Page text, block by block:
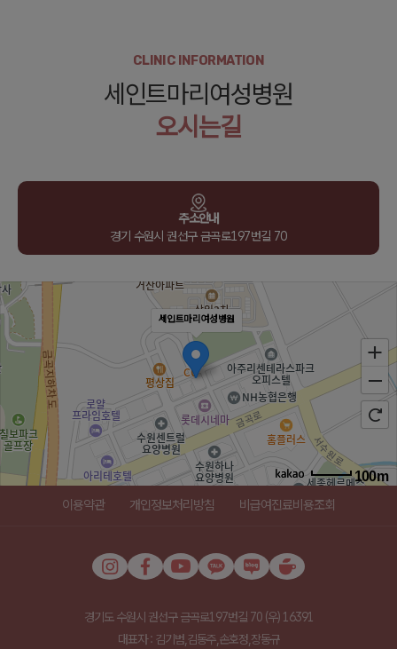
CLINIC INFORMATION
세인트마리여성병원
오시는길
주소안내
경기 수원시 권선구 금곡로197번길 70
세인트마리여성병원
100m
로드뷰 길찾기 지도 크게 보기
031-289-3000
이용약관 개인정보처리방침 비급여진료비용조회
경기도 수원시 권선구 금곡로197번길 70 (우) 16391
대표자 : 김기범,김동주,손호정,장동규